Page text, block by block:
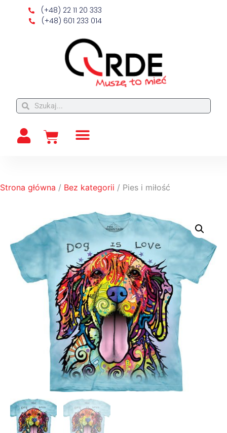
(+48) 22 11 20 333
(+48) 601 233 014
Strona główna / Bez kategorii / Pies i miłość